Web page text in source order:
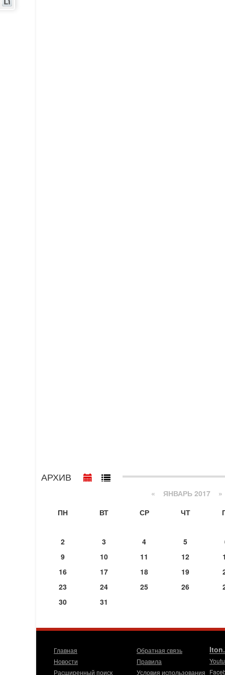
АРХИВ
« ЯНВАРЬ 2017 »
ПН
ВТ СР ЧТ
2
3 4 5
9
10 11 12
16
17 18 19
23
24 25 26
30
31
Главная
Новости
Расширенный поиск
Обратная связь
Правила
Условия использования